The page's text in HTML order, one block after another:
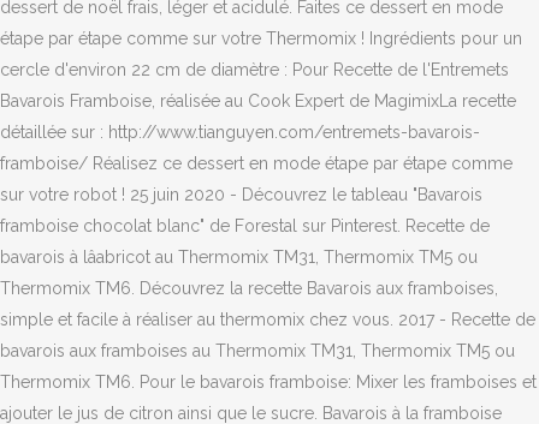
dessert de noël frais, léger et acidulé. Faites ce dessert en mode
étape par étape comme sur votre Thermomix ! Ingrédients pour un
cercle d'environ 22 cm de diamètre : Pour Recette de l'Entremets
Bavarois Framboise, réalisée au Cook Expert de MagimixLa recette
détaillée sur : http://www.tianguyen.com/entremets-bavarois-
framboise/ Réalisez ce dessert en mode étape par étape comme
sur votre robot ! 25 juin 2020 - Découvrez le tableau "Bavarois
framboise chocolat blanc" de Forestal sur Pinterest. Recette de
bavarois à lâabricot au Thermomix TM31, Thermomix TM5 ou
Thermomix TM6. Découvrez la recette Bavarois aux framboises,
simple et facile à réaliser au thermomix chez vous. 2017 - Recette de
bavarois aux framboises au Thermomix TM31, Thermomix TM5 ou
Thermomix TM6. Pour le bavarois framboise: Mixer les framboises et
ajouter le jus de citron ainsi que le sucre. Bavarois à la framboise